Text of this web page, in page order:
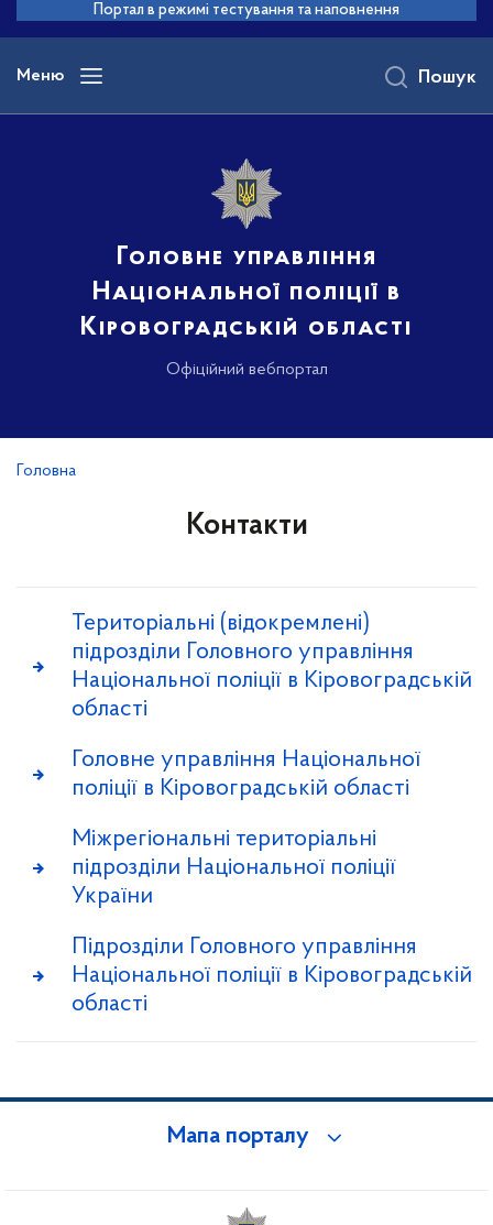
основного
вмісту
Портал в режимі тестування та наповнення
Меню
Головне управління
Національної поліції в
Кіровоградській області
Офіційний вебпортал
Пошук
Головна
Контакти
Територіальні (відокремлені)
підрозділи Головного управління
Національної поліції в Кіровоградській
області
Головне управління Національної
поліції в Кіровоградській області
Міжрегіональні територіальні
підрозділи Національної поліції
України
Підрозділи Головного управління
Національної поліції в Кіровоградській
області
Мапа порталу